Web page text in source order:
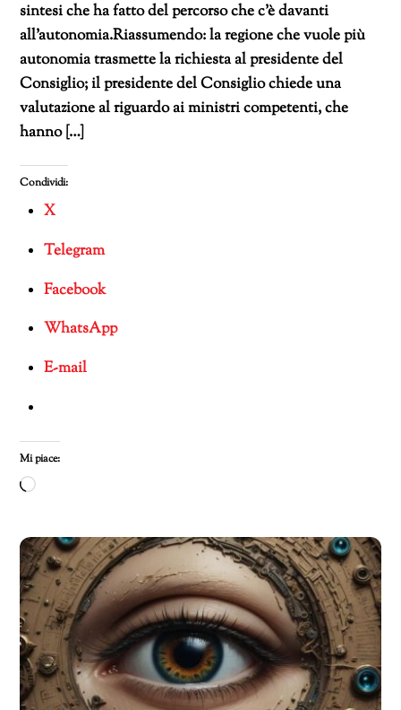
sintesi che ha fatto del percorso che c’è davanti
all’autonomia.Riassumendo: la regione che vuole più
autonomia trasmette la richiesta al presidente del
Consiglio; il presidente del Consiglio chiede una
valutazione al riguardo ai ministri competenti, che
hanno […]
Condividi:
X
Telegram
Facebook
WhatsApp
E-mail
Mi piace:
Caricamento
corso…